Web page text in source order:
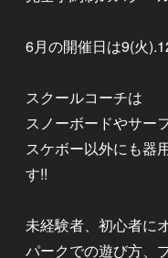
6月の開催日は9(火
スクールコーチは
スノーボードやサー
スケボー以外にも器
す!!
未経験者、初心者に
パークでの遊び方、